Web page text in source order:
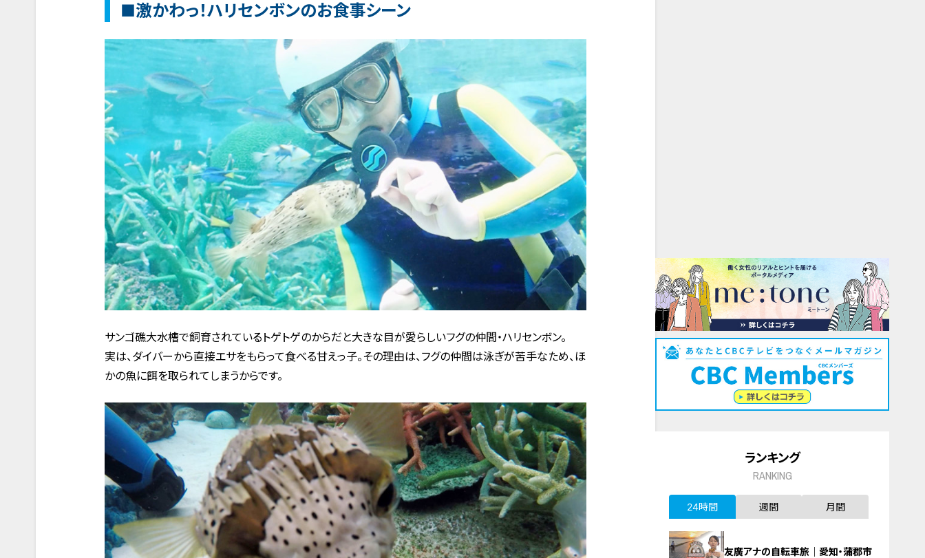
■激かわっ！ハリセンボンのお食事シーン
サンゴ礁大水槽で飼育されているトゲトゲのからだと大きな目が愛らしいフグの仲間・ハリセンボン。
実は、ダイバーから直接エサをもらって食べる甘えっ子。その理由は、フグの仲間は泳ぎが苦手なため、ほ
かの魚に餌を取られてしまうからです。
ランキング
RANKING
24時間 週間 月間
友廣アナの自転車旅｜愛知・蒲郡市